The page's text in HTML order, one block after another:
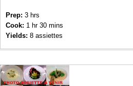
Prep: 3 hrs
Cook: 1 hr 30 mins
Yields: 8 assiettes